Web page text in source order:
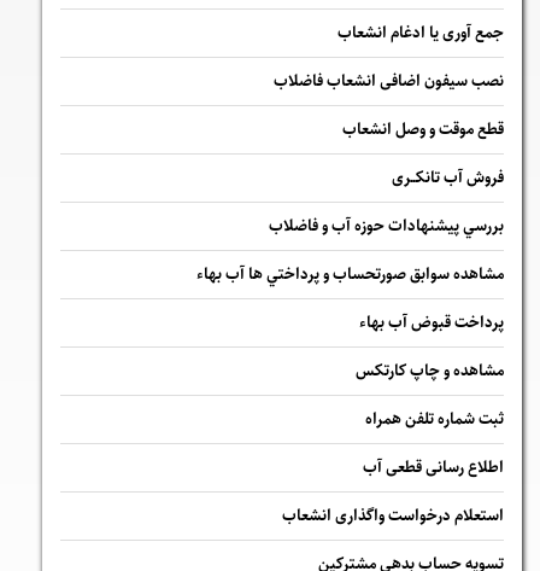
جمع آوری یا ادغام انشعاب
نصب سیفون اضافی انشعاب فاضلاب
قطع موقت و وصل انشعاب
فروش آب تانکــری
بررسي پيشنهادات حوزه آب و فاضلاب
مشاهده سوابق صورتحساب و پرداختي ها آب بهاء
پرداخت قبوض آب بهاء
مشاهده و چاپ کارتکس
ثبت شماره تلفن همراه
اطلاع رسانی قطعی آب
استعلام درخواست واگذاری انشعاب
تسویه حساب بدهی مشترکین